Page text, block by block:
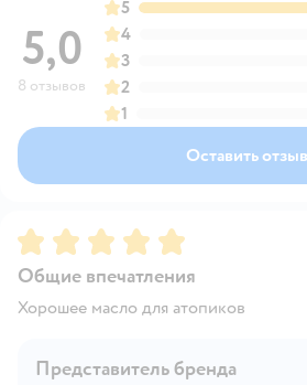
5,0
8 отзывов
5
4
3
2
1
Оставить отзыв
Рейтинг:5
Общие впечатления
Хорошее масло для атопиков
Представитель бренда